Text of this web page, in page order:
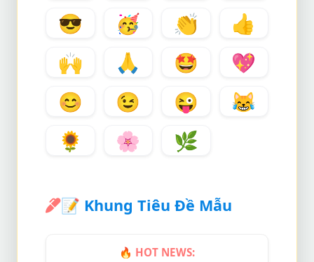
😎 🥳 👏
👍
🙌
🙏 🤩
💖
😊
😉 😜
😹
🌻
🌸 🌿
📝 Khung Tiêu Đề Mẫu
🔥 HOT NEWS: